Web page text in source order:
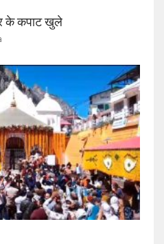
के कपाट खुले